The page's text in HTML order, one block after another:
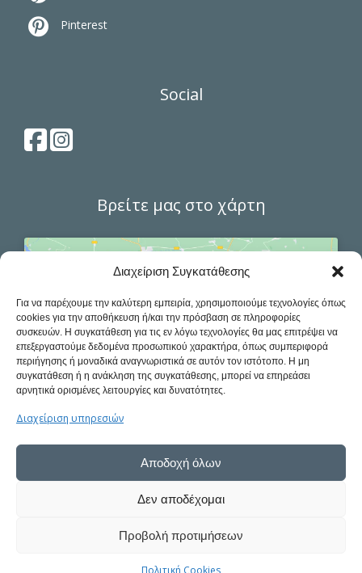
Διαχείριση Συγκατάθεσης
Για να παρέχουμε την καλύτερη εμπειρία, χρησιμοποιούμε τεχνολογίες όπως
cookies για την αποθήκευση ή/και την πρόσβαση σε πληροφορίες
συσκευών. Η συγκατάθεση για τις εν λόγω τεχνολογίες θα μας επιτρέψει να
επεξεργαστούμε δεδομένα προσωπικού χαρακτήρα, όπως συμπεριφορά
περιήγησης ή μοναδικά αναγνωριστικά σε αυτόν τον ιστότοπο. Η μη
συγκατάθεση ή η ανάκληση της συγκατάθεσης, μπορεί να επηρεάσει
αρνητικά ορισμένες λειτουργίες και δυνατότητες.
Διαχείριση υπηρεσιών
Αποδοχή όλων
Δεν αποδέχομαι
Προβολή προτιμήσεων
Πολιτική Cookies
 Pinterest
Social
Βρείτε μας στο χάρτη
Κάντε κλικ στο κουμπί 'Συμφωνώ' για να
ενεργοποιήσετε το Google maps.
Πολιτική Cookies
Συμφωνώ